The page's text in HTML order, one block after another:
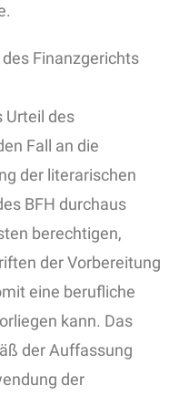
Finanzgerichts
Urteil des
Fall an die
der literarischen
BFH durchaus
berechtigen,
der Vorbereitung
eine berufliche
kann. Das
der Auffassung
der